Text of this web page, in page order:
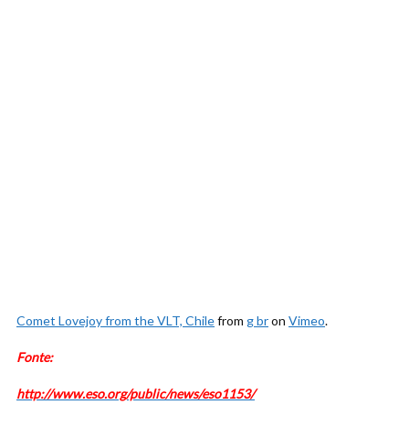
Comet Lovejoy from the VLT, Chilefrom g bron Vimeo.
Fonte:
http://www.eso.org/public/news/eso1153/